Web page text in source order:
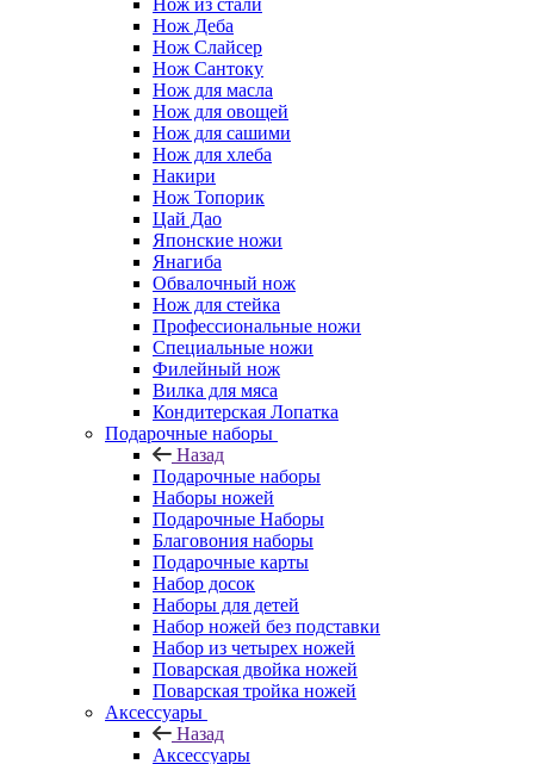
Нож из стали
Нож Деба
Нож Слайсер
Нож Сантоку
Нож для масла
Нож для овощей
Нож для сашими
Нож для хлеба
Накири
Нож Топорик
Цай Дао
Японские ножи
Янагиба
Обвалочный нож
Нож для стейка
Профессиональные ножи
Специальные ножи
Филейный нож
Вилка для мяса
Кондитерская Лопатка
Подарочные наборы
Назад
Подарочные наборы
Наборы ножей
Подарочные Наборы
Благовония наборы
Подарочные карты
Набор досок
Наборы для детей
Набор ножей без подставки
Набор из четырех ножей
Поварская двойка ножей
Поварская тройка ножей
Аксессуары
Назад
Аксессуары